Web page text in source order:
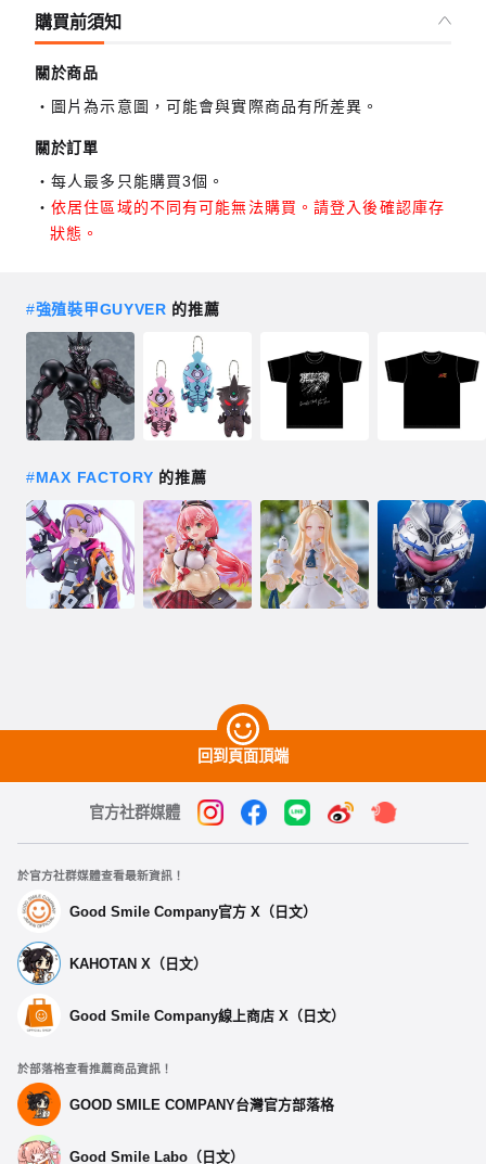
購買前須知
關於商品
圖片為示意圖，可能會與實際商品有所差異。
關於訂單
每人最多只能購買3個。
依居住區域的不同有可能無法購買。請登入後確認庫存
狀態。
#強殖裝甲GUYVER 的推薦
#MAX FACTORY 的推薦
回到頁面頂端
官方社群媒體
於官方社群媒體查看最新資訊！
Good Smile Company官方 X（日文）
KAHOTAN X（日文）
Good Smile Company線上商店 X（日文）
於部落格查看推薦商品資訊！
GOOD SMILE COMPANY台灣官方部落格
Good Smile Labo（日文）